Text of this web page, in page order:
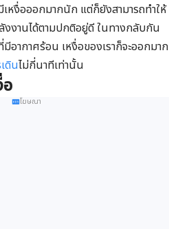
เหงื่อออกมากนัก แต่ก็ยังสามารถทำให้
งงานได้ตามปกติอยู่ดี ในทางกลับกัน
อากาศร้อน เหงื่อของเราก็จะออกมาก
ดินไม่กี่นาทีเท่านั้น
โฆษณา